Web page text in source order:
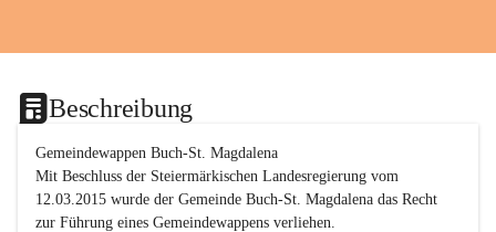
Beschreibung
Gemeindewappen Buch-St. Magdalena
Mit Beschluss der Steiermärkischen Landesregierung vom
12.03.2015 wurde der Gemeinde Buch-St. Magdalena das Recht
zur Führung eines Gemeindewappens verliehen.